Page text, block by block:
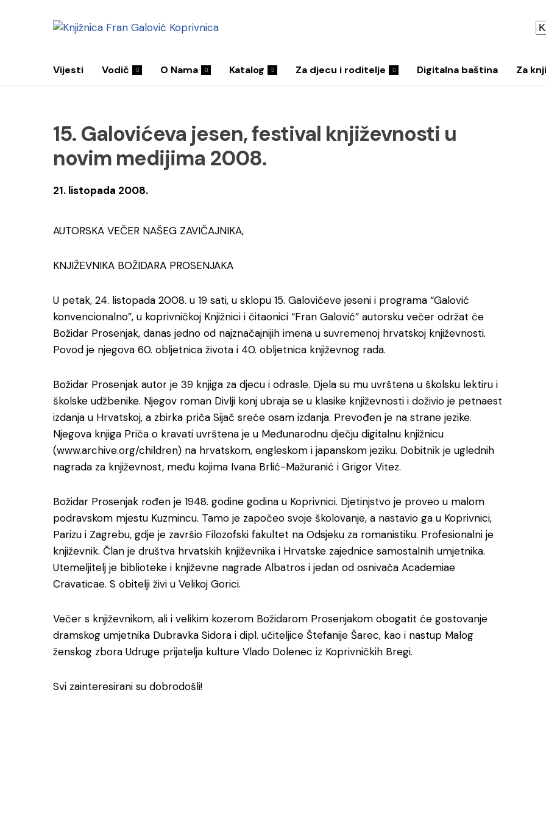
Vijesti Vodič O Nama Katalog Za djecu i roditelje Digitalna baština Za
15. Galovićeva jesen, festival književnosti u
novim medijima 2008.
21. listopada 2008.
AUTORSKA VEČER NAŠEG ZAVIČAJNIKA,
KNJIŽEVNIKA BOŽIDARA PROSENJAKA
U petak, 24. listopada 2008. u 19 sati, u sklopu 15. Galovićeve jeseni i programa “Galović
konvencionalno”, u koprivničkoj Knjižnici i čitaonici “Fran Galović” autorsku večer održat će
Božidar Prosenjak, danas jedno od najznačajnijih imena u suvremenoj hrvatskoj književnosti.
Povod je njegova 60. obljetnica života i 40. obljetnica književnog rada.
Božidar Prosenjak autor je 39 knjiga za djecu i odrasle. Djela su mu uvrštena u školsku lektiru i
školske udžbenike. Njegov roman Divlji konj ubraja se u klasike književnosti i doživio je petnaest
izdanja u Hrvatskoj, a zbirka priča Sijač sreće osam izdanja. Prevođen je na strane jezike.
Njegova knjiga Priča o kravati uvrštena je u Međunarodnu dječju digitalnu knjižnicu
(www.archive.org/children) na hrvatskom, engleskom i japanskom jeziku. Dobitnik je uglednih
nagrada za književnost, među kojima Ivana Brlić-Mažuranić i Grigor Vitez.
Božidar Prosenjak rođen je 1948. godine godina u Koprivnici. Djetinjstvo je proveo u malom
podravskom mjestu Kuzmincu. Tamo je započeo svoje školovanje, a nastavio ga u Koprivnici,
Parizu i Zagrebu, gdje je završio Filozofski fakultet na Odsjeku za romanistiku. Profesionalni je
književnik. Član je društva hrvatskih književnika i Hrvatske zajednice samostalnih umjetnika.
Utemeljitelj je biblioteke i književne nagrade Albatros i jedan od osnivača Academiae
Cravaticae. S obitelji živi u Velikoj Gorici.
Večer s književnikom, ali i velikim kozerom Božidarom Prosenjakom obogatit će gostovanje
dramskog umjetnika Dubravka Sidora i dipl. učiteljice Štefanije Šarec, kao i nastup Malog
ženskog zbora Udruge prijatelja kulture Vlado Dolenec iz Koprivničkih Bregi.
Svi zainteresirani su dobrodošli!